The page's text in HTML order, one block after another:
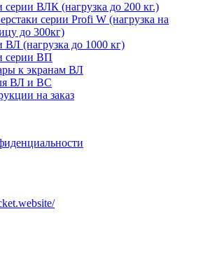
серии ВЛК (нагрузка до 200 кг.)
серии Profi W (нагрузка на
до 300кг)
ВЛ (нагрузка до 1000 кг)
серии ВП
к экранам ВЛ
ВЛ и ВС
на заказ